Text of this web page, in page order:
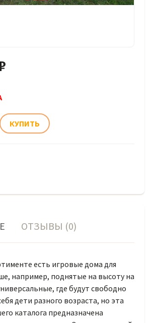
ОТЗЫВЫ (0)
есть игровые дома для
например, поднятые на высоту на
где будут свободно
дети разного возраста, но эта
каталога предназначена